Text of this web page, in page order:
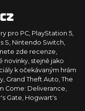
pro PC, PlayStation 5,
S, Nintendo Switch,
zde recenze,
novinky, stejně jako
k očekávaným hrám
Grand Theft Auto, The
Come: Deliverance,
Gate, Hogwart's